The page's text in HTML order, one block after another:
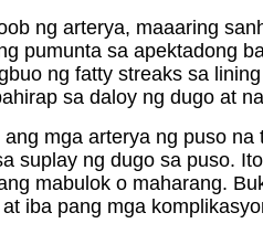
ng arterya, maaaring
pumunta sa apektadong
ng fatty streaks sa
sa daloy ng dugo at
mga arterya ng puso
suplay ng dugo sa puso.
mabulok o maharang.
iba pang mga